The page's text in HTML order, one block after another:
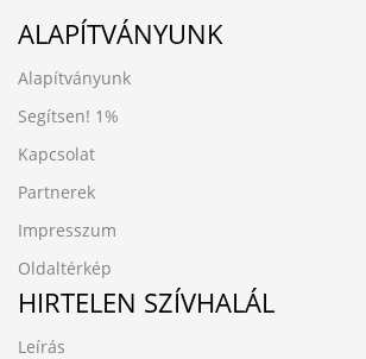
ALAPÍTVÁNYUNK
Alapítványunk
Segítsen! 1%
Kapcsolat
Partnerek
Impresszum
Oldaltérkép
HIRTELEN SZÍVHALÁL
Leírás